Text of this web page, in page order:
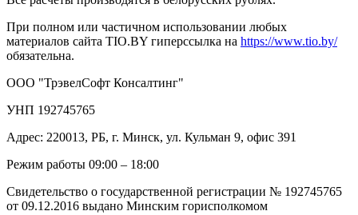
При полном или частичном использовании любых
материалов сайта TIO.BY гиперссылка на https://www.tio.by/
обязательна.
ООО "ТрэвелСофт Консалтинг"
УНП 192745765
Адрес: 220013, РБ, г. Минск, ул. Кульман 9, офис 391
Режим работы 09:00 – 18:00
Свидетельство о государственной регистрации № 192745765
от 09.12.2016 выдано Минским горисполкомом